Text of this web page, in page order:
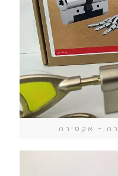
- אקסירה